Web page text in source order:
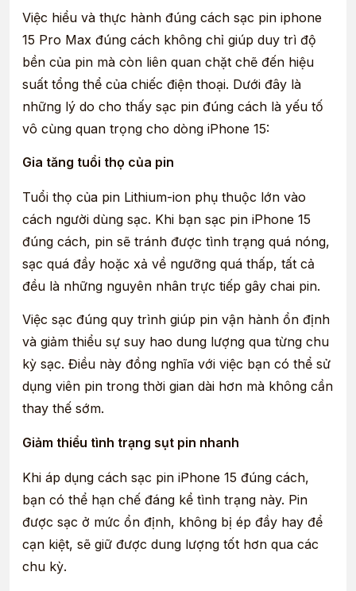
Việc hiểu và thực hành đúng cách sạc pin iphone
15 Pro Max đúng cách không chỉ giúp duy trì độ
bền của pin mà còn liên quan chặt chẽ đến hiệu
suất tổng thể của chiếc điện thoại. Dưới đây là
những lý do cho thấy sạc pin đúng cách là yếu tố
vô cùng quan trọng cho dòng iPhone 15:
Gia tăng tuổi thọ của pin
Tuổi thọ của pin Lithium-ion phụ thuộc lớn vào
cách người dùng sạc. Khi bạn sạc pin iPhone 15
đúng cách, pin sẽ tránh được tình trạng quá nóng,
sạc quá đầy hoặc xả về ngưỡng quá thấp, tất cả
đều là những nguyên nhân trực tiếp gây chai pin.
Việc sạc đúng quy trình giúp pin vận hành ổn định
và giảm thiểu sự suy hao dung lượng qua từng chu
kỳ sạc. Điều này đồng nghĩa với việc bạn có thể sử
dụng viên pin trong thời gian dài hơn mà không cần
thay thế sớm.
Giảm thiểu tình trạng sụt pin nhanh
Khi áp dụng cách sạc pin iPhone 15 đúng cách,
bạn có thể hạn chế đáng kể tình trạng này. Pin
được sạc ở mức ổn định, không bị ép đầy hay để
cạn kiệt, sẽ giữ được dung lượng tốt hơn qua các
chu kỳ.